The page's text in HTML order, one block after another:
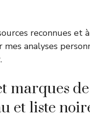
reconnues et
mes analyses
marques
et liste